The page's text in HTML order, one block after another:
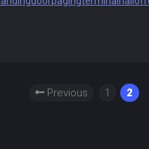
Previous 1 2